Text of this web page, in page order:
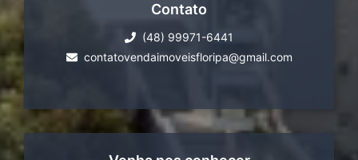
Contato
(48) 99971-6441
contatovendaimoveisfloripa@gmail.com